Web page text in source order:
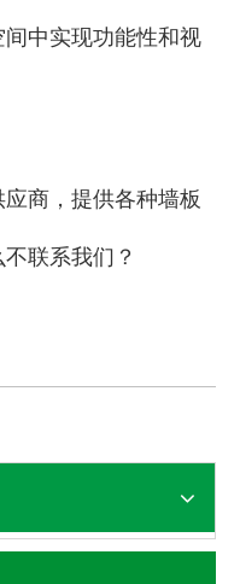
中实现功能性和视
商，提供各种墙板
联系我们？